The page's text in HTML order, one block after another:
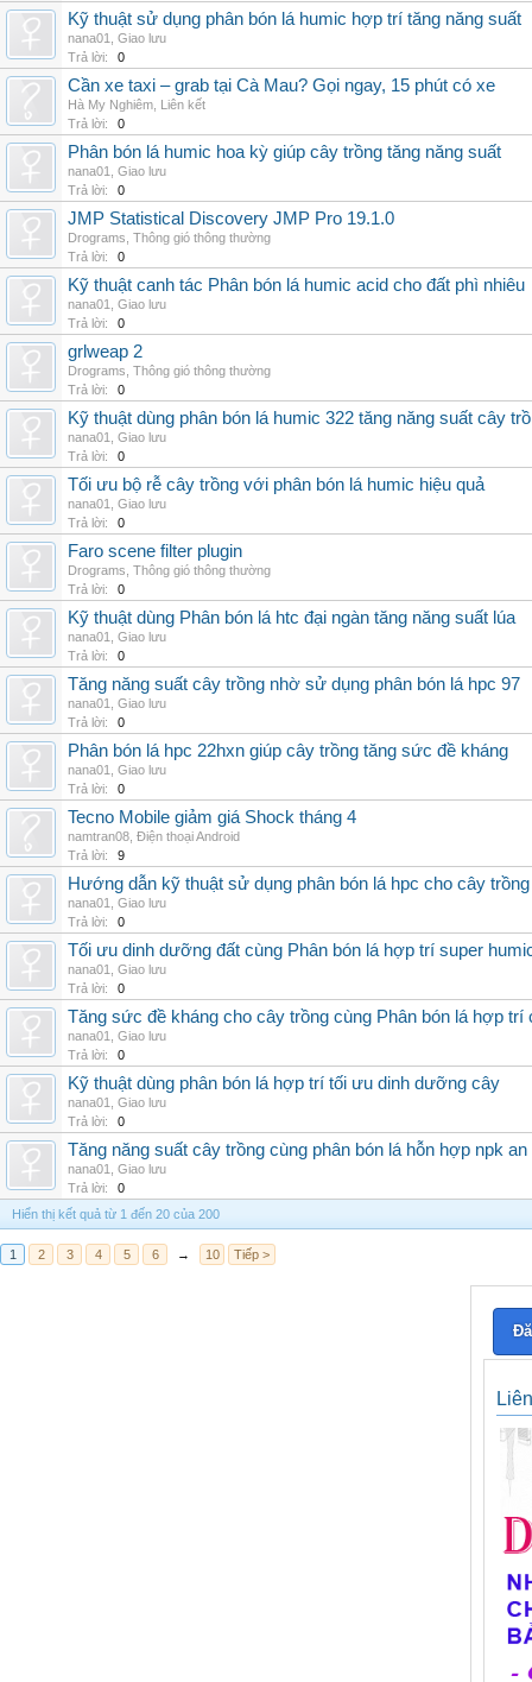
Kỹ thuật sử dụng phân bón lá humic hợp trí tăng năng suất
nana01
Giao lưu
Trả lời:
0
Cần xe taxi – grab tại Cà Mau? Gọi ngay, 15 phút có xe
Hà My Nghiêm Liên kết
Trả lời:
0
Phân bón lá humic hoa kỳ giúp cây trồng tăng năng suất
nana01
Giao lưu
Trả lời:
0
JMP Statistical Discovery JMP Pro 19.1.0
Drograms Thông gió thông thường
Trả lời:
0
Kỹ thuật canh tác Phân bón lá humic acid cho đất phì nhiêu
nana01
Giao lưu
Trả lời:
0
grlweap 2
Drograms Thông gió thông thường
Trả lời:
0
Kỹ thuật dùng phân bón lá humic 322 tăng năng suất cây
nana01
Giao lưu
Trả lời:
0
Tối ưu bộ rễ cây trồng với phân bón lá humic hiệu quả
nana01
Giao lưu
Trả lời:
0
Faro scene filter plugin
Drograms Thông gió thông thường
Trả lời:
0
Kỹ thuật dùng Phân bón lá htc đại ngàn tăng năng suất lúa
nana01
Giao lưu
Trả lời:
0
Tăng năng suất cây trồng nhờ sử dụng phân bón lá hpc 97
nana01
Giao lưu
Trả lời:
0
Phân bón lá hpc 22hxn giúp cây trồng tăng sức đề kháng
nana01
Giao lưu
Trả lời:
0
Tecno Mobile giảm giá Shock tháng 4
namtran08 Điện thoại Android
Trả lời:
9
Hướng dẫn kỹ thuật sử dụng phân bón lá hpc cho cây trồng
nana01
Giao lưu
Trả lời:
0
Tối ưu dinh dưỡng đất cùng Phân bón lá hợp trí super
nana01
Giao lưu
Trả lời:
0
Tăng sức đề kháng cho cây trồng cùng Phân bón lá hợp trí
nana01
Giao lưu
Trả lời:
0
Kỹ thuật dùng phân bón lá hợp trí tối ưu dinh dưỡng cây
nana01
Giao lưu
Trả lời:
0
Tăng năng suất cây trồng cùng phân bón lá hỗn hợp npk an
nana01
Giao lưu
Trả lời:
0
Hiển thị kết quả từ 1 đến 20 của 200
1 2 3 4 5 6 → 10 Tiếp >